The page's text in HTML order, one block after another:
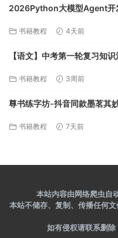
2026Python大模型Agent开
书籍教程 4天前
【语文】中考第一轮复习知
书籍教程 3周前
尊书练字坊-抖音同款墨茗其
书籍教程 7天前
本站内容由网络爬虫自
本站不储存、复制、传播任何
如有侵权请联系删